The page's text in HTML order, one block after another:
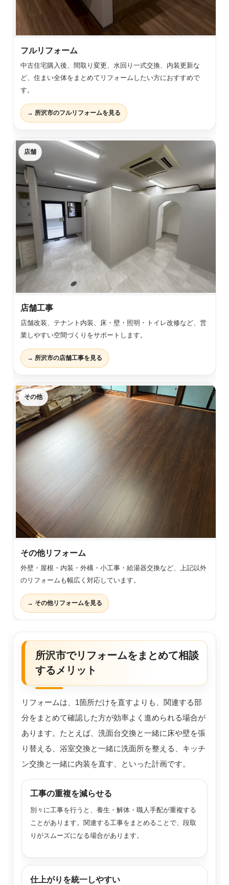
フルリフォーム
中古住宅購入後、間取り変更、水回り一式交換、内装更新な
ど、住まい全体をまとめてリフォームしたい方におすすめで
す。
→ 所沢市のフルリフォームを見る
店舗
店舗工事
店舗改装、テナント内装、床・壁・照明・トイレ改修など、営
業しやすい空間づくりをサポートします。
→ 所沢市の店舗工事を見る
その他
その他リフォーム
外壁・屋根・内装・外構・小工事・給湯器交換など、上記以外
のリフォームも幅広く対応しています。
→ その他リフォームを見る
所沢市でリフォームをまとめて相談
するメリット
リフォームは、1箇所だけを直すよりも、関連する部
分をまとめて確認した方が効率よく進められる場合が
あります。たとえば、洗面台交換と一緒に床や壁を張
り替える、浴室交換と一緒に洗面所を整える、キッチ
ン交換と一緒に内装を直す、といった計画です。
工事の重複を減らせる
別々に工事を行うと、養生・解体・職人手配が重複する
ことがあります。関連する工事をまとめることで、段取
りがスムーズになる場合があります。
仕上がりを統一しやすい